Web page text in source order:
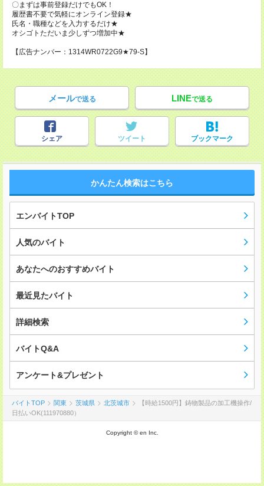
〇まずは事前登録だけでもOK！
履歴書不要で気軽にオンライン登録★
氏名・職種などを入力するだけ★
オシゴトただいま少しずつ増加中★
【広告ナンバー：1314WR0722G9★79-S】
メールで送る LINEで送る
シェア ツイート ブックマーク
かんたん検索はこちら
エンバイトTOP
人気のバイト
あなたへのおすすめバイト
最近見たバイト
詳細検索
バイトQ&A
アンケート&プレゼント
バイトTOP 関東 茨城県 北茨城市
【時給1500円】鋳物製品の加工機操作/
日払いOK(111970880）
Copyright © en Inc.